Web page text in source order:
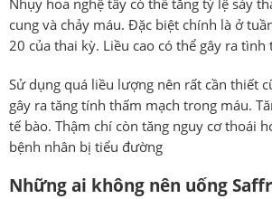
Nhụy hoa nghệ tây có thể tăng tỷ lệ sảy
cung và chảy máu. Đặc biệt chính là ở
20 của thai kỳ. Liều cao có thể gây ra tình
Sử dụng quá liều lượng nên rất cần thiết
gây ra tăng tính thấm mạch trong máu.
tế bào. Thậm chí còn tăng nguy cơ thoái
bệnh nhân bị tiểu đường
Những ai không nên uống